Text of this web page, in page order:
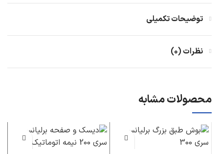
توضیحات تکمیلی
نظرات (۰)
محصولات مشابه